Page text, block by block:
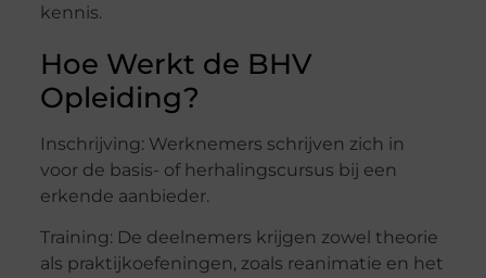
kennis.
Hoe Werkt de BHV
Opleiding?
Inschrijving: Werknemers schrijven zich in
voor de basis- of herhalingscursus bij een
erkende aanbieder.
Training: De deelnemers krijgen zowel theorie
als praktijkoefeningen, zoals reanimatie en het